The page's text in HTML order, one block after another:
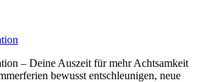
– Deine Auszeit für mehr Achtsamkeit
bewusst entschleunigen, neue